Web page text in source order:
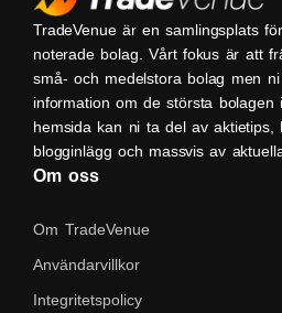
TradeVenue är en samlingsplats
noterade bolag. Vårt fokus är att
små- och medelstora bolag men
information om de största bolagen
hemsida kan ni ta del av aktietips,
blogginlägg och massvis av
Om oss
Om TradeVenue
Användarvillkor
Integritetspolicy